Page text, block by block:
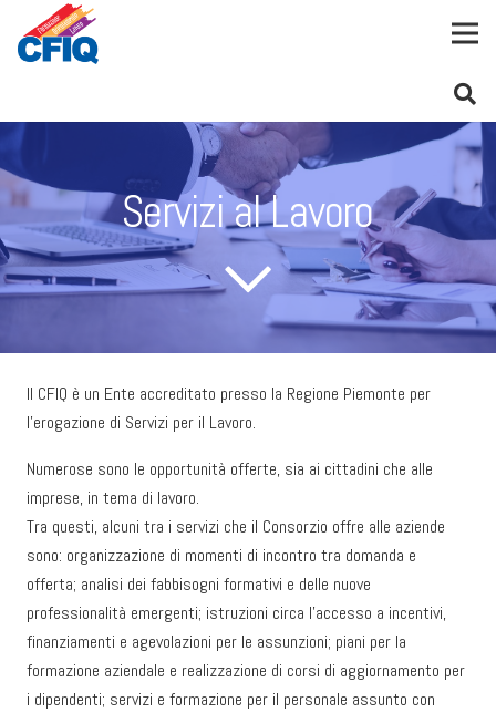
Servizi al Lavoro
Il CFIQ è un Ente accreditato presso la Regione Piemonte per
l’erogazione di Servizi per il Lavoro.
Numerose sono le opportunità offerte, sia ai cittadini che alle
imprese, in tema di lavoro.
Tra questi, alcuni tra i servizi che il Consorzio offre alle aziende
sono: organizzazione di momenti di incontro tra domanda e
offerta; analisi dei fabbisogni formativi e delle nuove
professionalità emergenti; istruzioni circa l’accesso a incentivi,
finanziamenti e agevolazioni per le assunzioni; piani per la
formazione aziendale e realizzazione di corsi di aggiornamento per
i dipendenti; servizi e formazione per il personale assunto con